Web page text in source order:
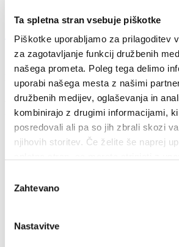
Ta spletna stran vsebuje piškotke
Piškotke uporabljamo za prilagoditev
za zagotavljanje funkcij družbenih
našega prometa. Poleg tega delimo
uporabi našega mesta z našimi
družbenih medijev, oglaševanja in
kombinirajo z drugimi informacijami,
posredovali ali pa so jih zbrali skozi
njihovih storitev. Če želite še naprej
soglasja
Zahtevano
Nastavitve
Kako varčevati v kuhinji?
18. 11. 2022
Prihranki Energija
Varčujemo lahko tudi pri kuhanju in
ukrepov, s katerimi lahko prih...